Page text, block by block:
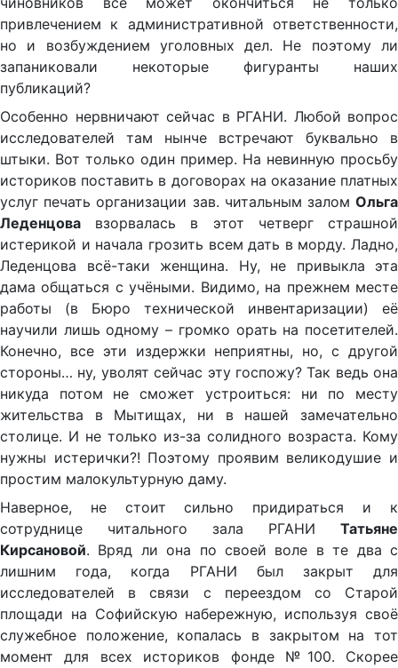
привлечением к административной ответственности,
но и возбуждением уголовных дел. Не поэтому ли
запаниковали некоторые фигуранты наших
публикаций?
Особенно нервничают сейчас в РГАНИ. Любой вопрос
исследователей там нынче встречают буквально в
штыки. Вот только один пример. На невинную просьбу
историков поставить в договорах на оказание платных
услуг печать организации зав. читальным залом Ольга
Леденцова взорвалась в этот четверг страшной
истерикой и начала грозить всем дать в морду. Ладно,
Леденцова всё-таки женщина. Ну, не привыкла эта
дама общаться с учёными. Видимо, на прежнем месте
работы (в Бюро технической инвентаризации) её
научили лишь одному – громко орать на посетителей.
Конечно, все эти издержки неприятны, но, с другой
стороны… ну, уволят сейчас эту госпожу? Так ведь она
никуда потом не сможет устроиться: ни по месту
жительства в Мытищах, ни в нашей замечательно
столице. И не только из-за солидного возраста. Кому
нужны истерички?! Поэтому проявим великодушие и
простим малокультурную даму.
Наверное, не стоит сильно придираться и к
сотруднице читального зала РГАНИ Татьяне
Кирсановой. Вряд ли она по своей воле в те два с
лишним года, когда РГАНИ был закрыт для
исследователей в связи с переездом со Старой
площади на Софийскую набережную, используя своё
служебное положение, копалась в закрытом на тот
момент для всех историков фонде №100. Скорее